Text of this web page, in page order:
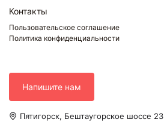
Контакты
Пользовательское соглашение
Политика конфиденциальности
Напишите нам
Пятигорск, Бештаугорское шоссе 23